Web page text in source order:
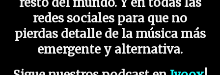
redes sociales para que no
pierdas detalle de la música más
emergente y alternativa.